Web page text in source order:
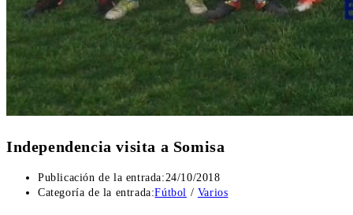
Independencia visita a Somisa
Publicación de la entrada:24/10/2018
Categoría de la entrada:Fútbol / Varios